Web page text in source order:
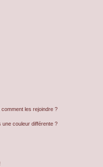
les rejoindre ?
une couleur différente ?